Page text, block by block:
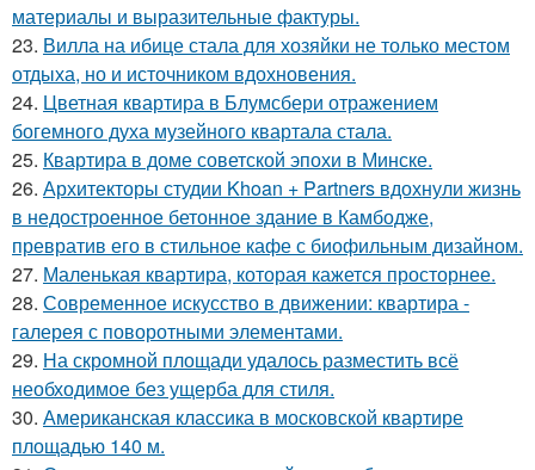
материалы и выразительные фактуры.
23. Вилла на ибице стала для хозяйки не только местом
отдыха, но и источником вдохновения.
24. Цветная квартира в Блумсбери отражением
богемного духа музейного квартала стала.
25. Квартира в доме советской эпохи в Минске.
26. Архитекторы студии Khoan + Partners вдохнули жизнь
в недостроенное бетонное здание в Камбодже,
превратив его в стильное кафе с биофильным дизайном.
27. Маленькая квартира, которая кажется просторнее.
28. Современное искусство в движении: квартира -
галерея с поворотными элементами.
29. На скромной площади удалось разместить всё
необходимое без ущерба для стиля.
30. Американская классика в московской квартире
площадью 140 м.